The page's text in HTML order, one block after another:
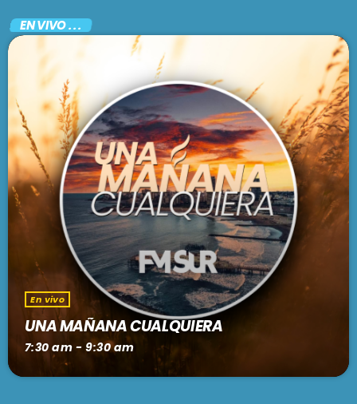
EN VIVO . . .
En vivo
UNA MAÑANA CUALQUIERA
7:30 am - 9:30 am